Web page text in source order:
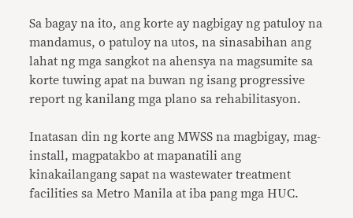
Sa bagay na ito, ang korte ay nagbigay ng patuloy na
mandamus, o patuloy na utos, na sinasabihan ang
lahat ng mga sangkot na ahensya na magsumite sa
korte tuwing apat na buwan ng isang progressive
report ng kanilang mga plano sa rehabilitasyon.
Inatasan din ng korte ang MWSS na magbigay, mag-
install, magpatakbo at mapanatili ang
kinakailangang sapat na wastewater treatment
facilities sa Metro Manila at iba pang mga HUC.